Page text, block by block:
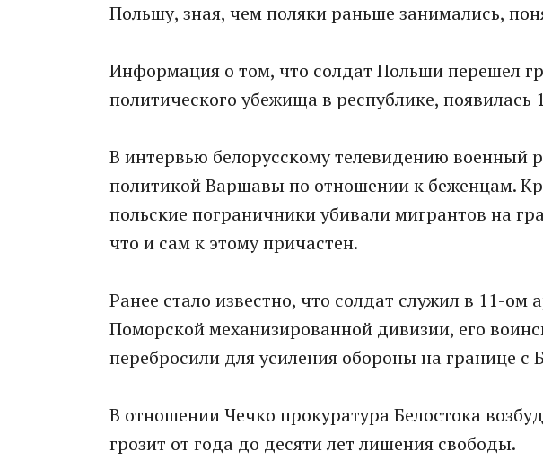
Польшу, зная, чем поляки раньше занимались,
Информация о том, что солдат Польши перешел
политического убежища в республике, появилась
В интервью белорусскому телевидению военный
политикой Варшавы по отношении к беженцам.
польские пограничники убивали мигрантов на
что и сам к этому причастен.
Ранее стало известно, что солдат служил в 11-ом
Поморской механизированной дивизии, его
перебросили для усиления обороны на границе с
В отношении Чечко прокуратура Белостока
грозит от года до десяти лет лишения свободы.